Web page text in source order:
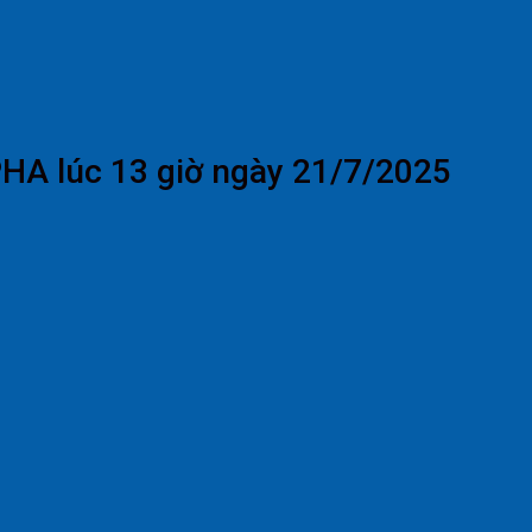
lúc 13 giờ ngày 21/7/2025